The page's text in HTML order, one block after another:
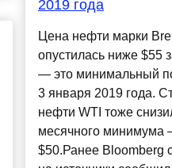
2019 года
Цена нефти марки
опустилась ниже $55
— это минимальный
3 января 2019 года.
нефти WTI тоже
месячного минимума
$50.Ранее Bloomberg